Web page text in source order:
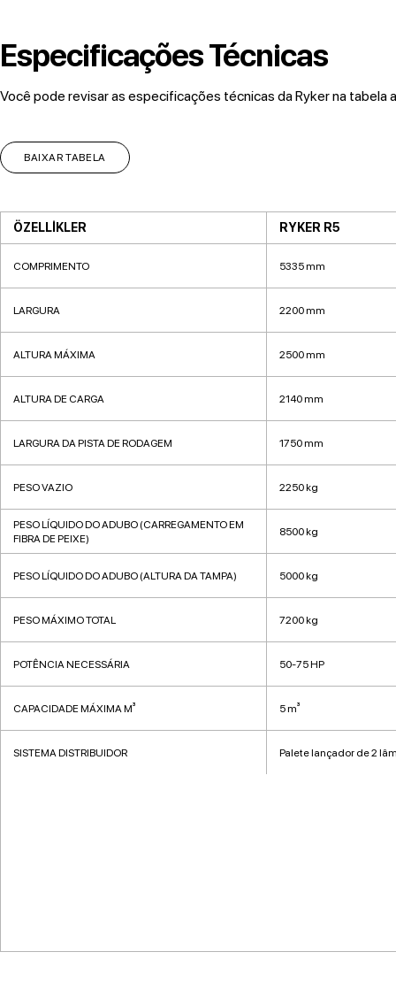
Especificações Técnicas
Você pode revisar as especificações técnicas da Ryker na tabela
BAIXAR TABELA
ÖZELLİKLER RYKER R5
COMPRIMENTO 5335 mm
LARGURA 2200 mm
ALTURA MÁXIMA 2500 mm
ALTURA DE CARGA 2140 mm
LARGURA DA PISTA DE RODAGEM 1750 mm
PESO VAZIO 2250 kg
PESO LÍQUIDO DO ADUBO (CARREGAMENTO EM
FIBRA DE PEIXE)
8500 kg
PESO LÍQUIDO DO ADUBO (ALTURA DA TAMPA) 5000 kg
PESO MÁXIMO TOTAL 7200 kg
POTÊNCIA NECESSÁRIA 50-75 HP
CAPACIDADE MÁXIMA M³ 5 m³
SISTEMA DISTRIBUIDOR Palete lançador de 2